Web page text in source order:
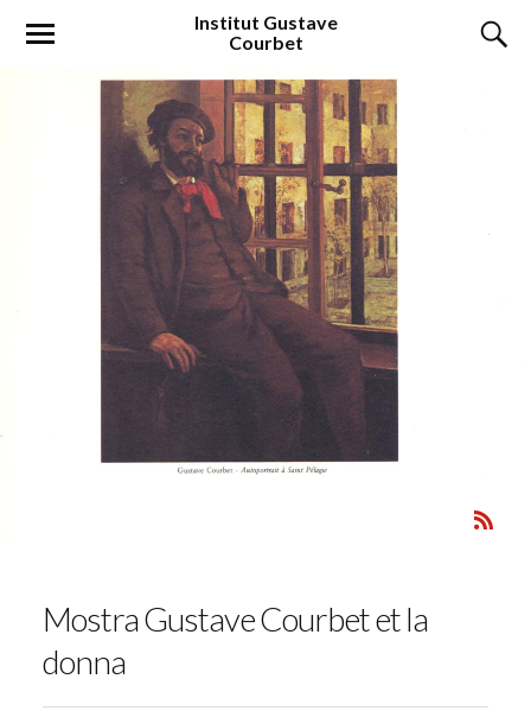
Institut Gustave
Courbet
Mostra Gustave Courbet et la
donna